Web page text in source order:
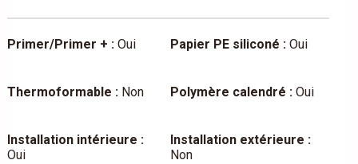
Primer/Primer + :Oui Papier PE siliconé : Oui
Thermoformable :Non Polymère calendré : Oui
Installation intérieure :
Oui
Installation extérieure :
Non